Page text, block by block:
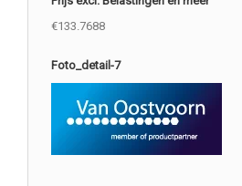
€133.7688
Foto_detail-7